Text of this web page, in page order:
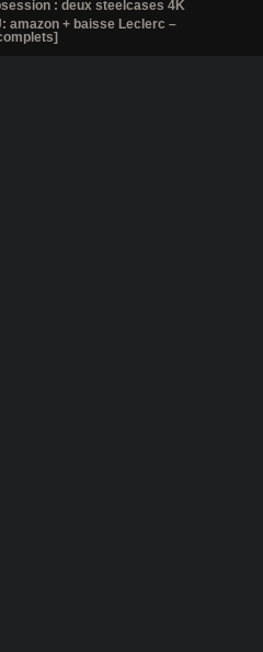
: deux steelcases 4K
amazon + baisse Leclerc –